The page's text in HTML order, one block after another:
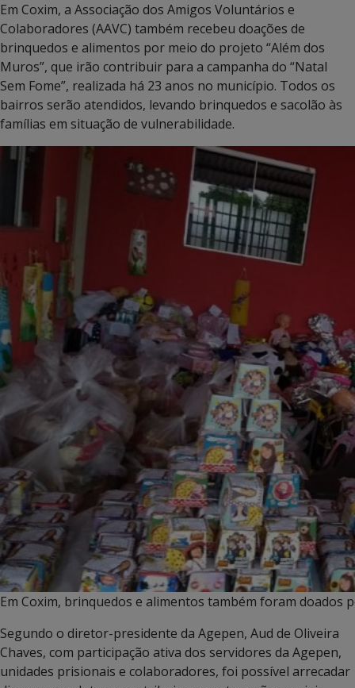
Em Coxim, a Associação dos Amigos Voluntários e
Colaboradores (AAVC) também recebeu doações de
brinquedos e alimentos por meio do projeto “Além dos
Muros”, que irão contribuir para a campanha do “Natal
Sem Fome”, realizada há 23 anos no município. Todos os
bairros serão atendidos, levando brinquedos e sacolão às
famílias em situação de vulnerabilidade.
Em Coxim, brinquedos e alimentos também foram doados
Segundo o diretor-presidente da Agepen, Aud de Oliveira
Chaves, com participação ativa dos servidores da Agepen,
unidades prisionais e colaboradores, foi possível arrecadar